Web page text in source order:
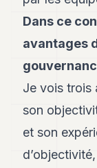
Dans ce
avantages
Je vois trois
son
et son